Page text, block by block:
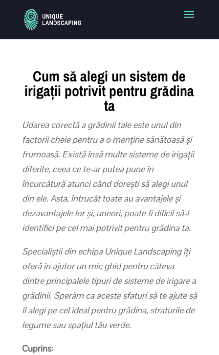
Cum să alegi un sistem de
irigații potrivit pentru grădina
ta
Udarea corectă a grădinii tale este unul din
factorii cheie pentru a o menține sănătoasă și
frumoasă. Există însă multe sisteme de irigații
diferite, ceea ce te-ar putea pune în
încurcătură atunci când dorești să alegi unul
din ele. Asta, întrucât toate au avantajele și
dezavantajele lor și, uneori, poate fi dificil să-l
identifici pe cel mai potrivit pentru grădina ta.
Specialiștii din echipa Unique Landscaping îți
oferă în ajutor un mic ghid pentru câteva
dintre principalele tipuri de sisteme de irigare a
grădinii. Sperăm ca aceste sfaturi să te ajute să
îl alegi pe cel ideal pentru grădina, straturile de
legume sau spațiul tău verde.
Cuprins: